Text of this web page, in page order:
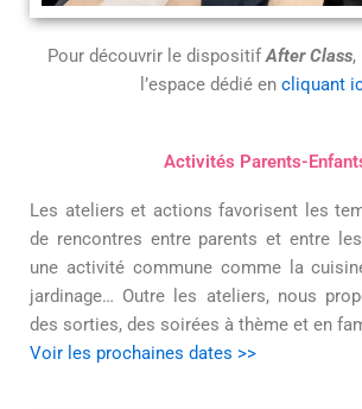
Pour découvrir le dispositifAfter Class,
l’espace dédié en cliquant
Activités Parents-
Les ateliers et actions favorisent les
de rencontres entre parents et entre
une activité commune comme la
jardinage… Outre les ateliers, nous
des sorties, des soirées à thème et en
Voir les prochaines dates >>